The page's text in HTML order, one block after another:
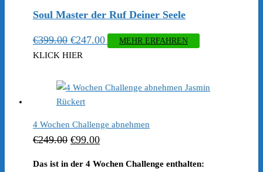
Soul Master der Ruf Deiner Seele
€399.00 Ursprünglicher
Preis
€399.00
€247.00Aktueller
€247.00.
MEHR ERFAHREN
KLICK HIER
4 Wochen Challenge abnehmen
€249.00 Ursprünglicher
€99.00Aktueller
Das ist in der 4 Wochen Challenge enthalten: